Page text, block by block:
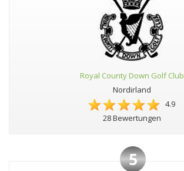
Royal County Down Golf Club
Nordirland
4.9
28 Bewertungen
5